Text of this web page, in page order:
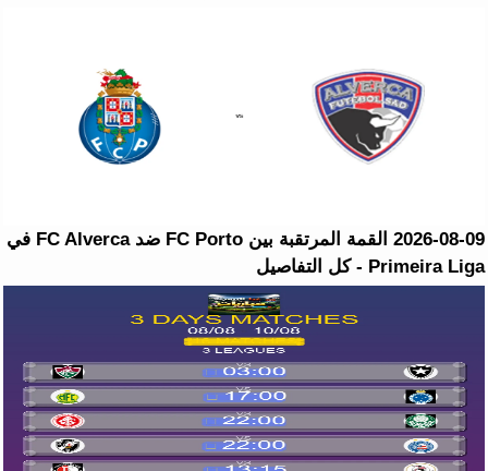
2026-08-09 القمة المرتقبة بين FC Porto ضد FC Alverca في
Primeira Liga - كل التفاصيل